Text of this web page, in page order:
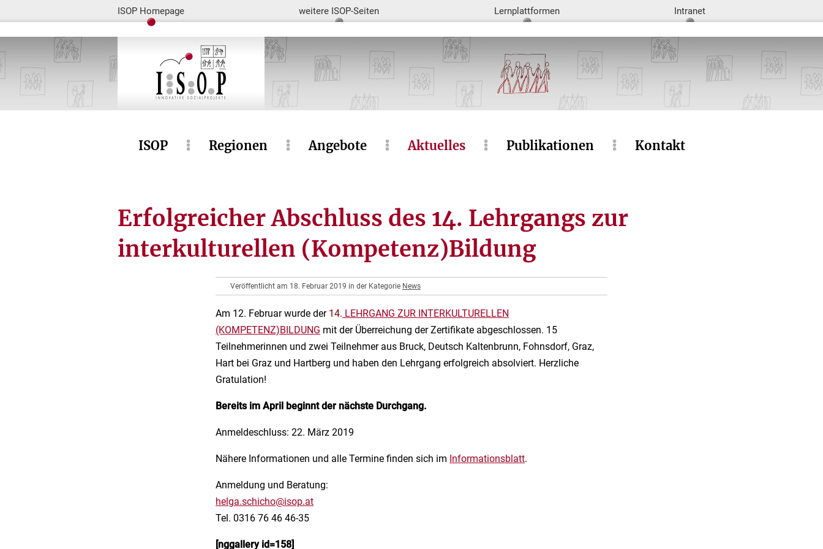
ISOP Homepage weitere ISOP-Seiten Lernplattformen Intranet
ISOP Regionen Angebote Aktuelles Publikationen Kontakt
Erfolgreicher Abschluss des 14. Lehrgangs zur
interkulturellen (Kompetenz)Bildung
Veröffentlicht am 18. Februar 2019 in der Kategorie News
Am 12. Februar wurde der14. LEHRGANG ZUR INTERKULTURELLEN
(KOMPETENZ)BILDUNG mit der Überreichung der Zertifikate abgeschlossen. 15
Teilnehmerinnen und zwei Teilnehmer aus Bruck, Deutsch Kaltenbrunn, Fohnsdorf, Graz,
Hart bei Graz und Hartberg und haben den Lehrgang erfolgreich absolviert. Herzliche
Gratulation!
Bereits im April beginnt der nächste Durchgang.
Anmeldeschluss: 22. März 2019
Nähere Informationen und alle Termine finden sich im Informationsblatt.
Anmeldung und Beratung:
helga.schicho@isop.at
Tel. 0316 76 46 46-35
[nggallery id=158]